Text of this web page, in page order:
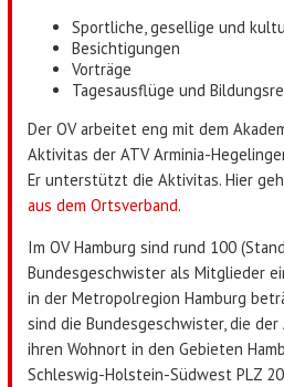
Sportliche, gesellige und
Besichtigungen
Vorträge
Tagesausflüge und
Der OV arbeitet eng mit dem
Aktivitas der ATV Arminia-
Er unterstützt die Aktivitas. Hier
aus dem Ortsverband.
Im OV Hamburg sind rund 100
Bundesgeschwister als Mitglieder
in der Metropolregion Hamburg
sind die Bundesgeschwister, die
ihren Wohnort in den Gebieten
Schleswig-Holstein-Südwest PLZ